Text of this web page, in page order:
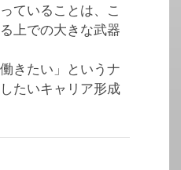
ていることは、こ
上での大きな武器
きたい」というナ
たいキャリア形成